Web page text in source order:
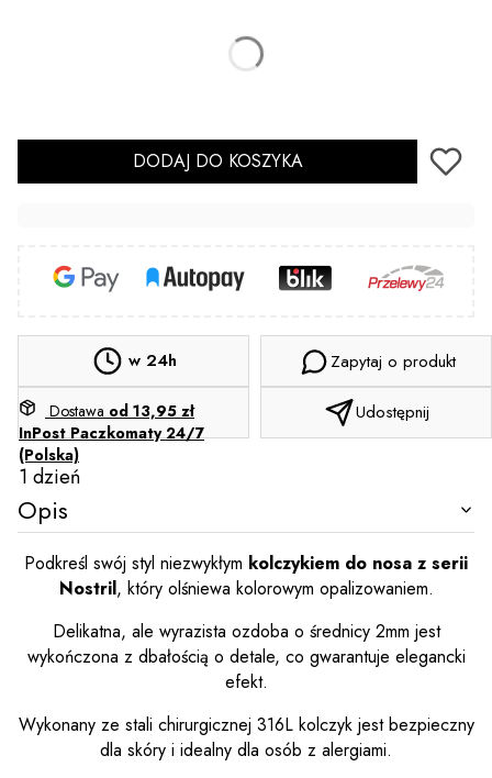
DODAJ DO KOSZYKA
w 24h
Dostawa od 13,95 zł
InPost Paczkomaty 24/7
(Polska)
1 dzień
Zapytaj o produkt
Udostępnij
Opis
Podkreśl swój styl niezwykłym kolczykiem do nosa z serii
Nostril, który olśniewa kolorowym opalizowaniem.
Delikatna, ale wyrazista ozdoba o średnicy 2mm jest
wykończona z dbałością o detale, co gwarantuje elegancki
efekt.
Wykonany ze stali chirurgicznej 316L kolczyk jest bezpieczny
dla skóry i idealny dla osób z alergiami.